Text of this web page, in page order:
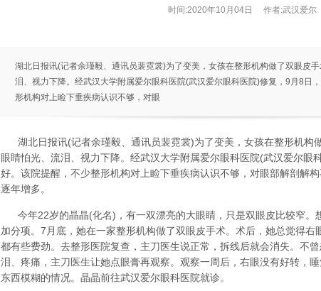
时间:2020年10月04日
作者:武汉爱尔
湖北日报讯(记者余瑾毅、通讯员裴霓裳)为了变美，女孩在整形机构做了双眼皮
泪、视力下降。经武汉大学附属爱尔眼科医院(武汉爱尔眼科医院)修复，9月8日
形机构对上睑下垂疾病认识不够，对眼
湖北日报讯(记者余瑾毅、通讯员裴霓裳)为了变美，女孩在整形机构
眼睛怕光、流泪、视力下降。经武汉大学附属爱尔眼科医院(武汉爱尔眼
好。该院提醒，不少整形机构对上睑下垂疾病认识不够，对眼部解剖解
逐年增多。
今年22岁的晶晶(化名)，有一双漂亮的大眼睛，只是双眼皮比较窄。
加分项。7月底，她在一家整形机构做了双眼皮手术。术后，她总觉得右
都有些费劲。去整形医院复查，主刀医生说正常，拆线后就会消失。不
泪、疼痛，主刀医生让她点眼膏再观察。观察一周后，右眼没有好转，
东西模糊的情况。晶晶前往武汉爱尔眼科医院就诊。